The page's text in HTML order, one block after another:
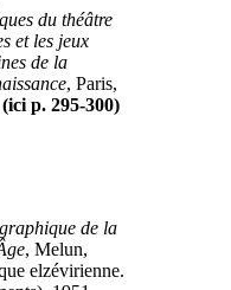
du théâtre
et les jeux
de la
, Paris,
(ici p. 295-300)
de la
, Melun,
elzévirienne.